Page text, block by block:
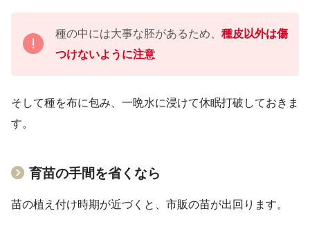
種の中には大事な胚があるため、 種皮以外は傷
つけないように注意
そして種を布に包み、一晩水に浸けて休眠打破しておきま
す。
育苗の手間を省くなら
苗の植え付け時期が近づくと、市販の苗が出回ります。